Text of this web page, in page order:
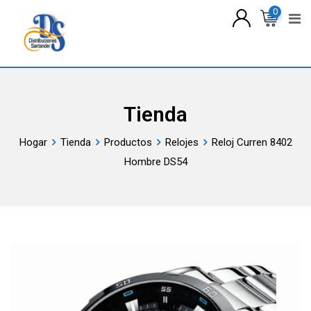
contenido
0
Tienda
Hogar Tienda Productos Relojes
Reloj Curren 8402
Hombre DS54